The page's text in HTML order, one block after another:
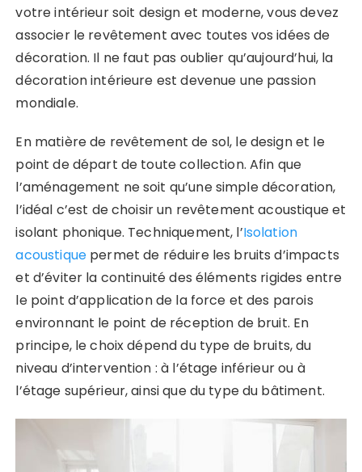
votre intérieur soit design et moderne, vous devez
associer le revêtement avec toutes vos idées de
décoration. Il ne faut pas oublier qu’aujourd’hui, la
décoration intérieure est devenue une passion
mondiale.
En matière de revêtement de sol, le design et le
point de départ de toute collection. Afin que
l’aménagement ne soit qu’une simple décoration,
l’idéal c’est de choisir un revêtement acoustique et
isolant phonique. Techniquement, l’Isolation
acoustique permet de réduire les bruits d’impacts
et d’éviter la continuité des éléments rigides entre
le point d’application de la force et des parois
environnant le point de réception de bruit. En
principe, le choix dépend du type de bruits, du
niveau d’intervention : à l’étage inférieur ou à
l’étage supérieur, ainsi que du type du bâtiment.